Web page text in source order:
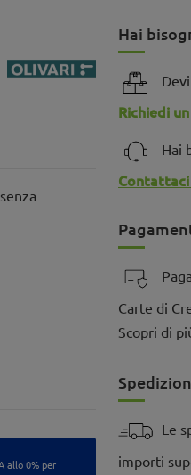
allo 0% per
Hai
Richiedi
Hai
Carte di
Scopri di
Le
importi